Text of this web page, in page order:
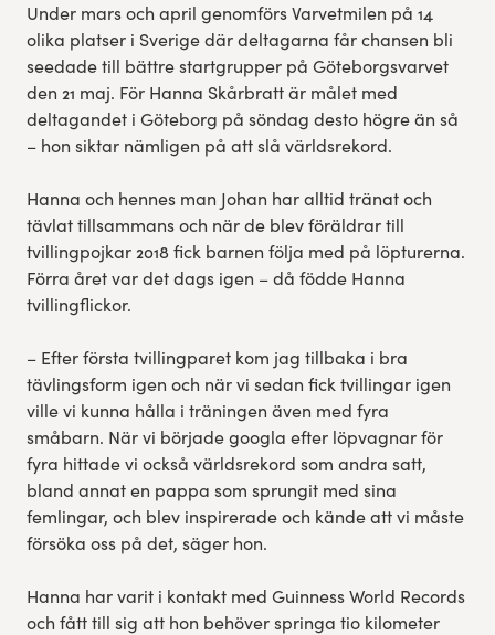
Under mars och april genomförs Varvetmilen på 14
olika platser i Sverige där deltagarna får chansen bli
seedade till bättre startgrupper på Göteborgsvarvet
den 21 maj. För Hanna Skårbratt är målet med
deltagandet i Göteborg på söndag desto högre än så
– hon siktar nämligen på att slå världsrekord.
Hanna och hennes man Johan har alltid tränat och
tävlat tillsammans och när de blev föräldrar till
tvillingpojkar 2018 fick barnen följa med på löpturerna.
Förra året var det dags igen – då födde Hanna
tvillingflickor.
– Efter första tvillingparet kom jag tillbaka i bra
tävlingsform igen och när vi sedan fick tvillingar igen
ville vi kunna hålla i träningen även med fyra
småbarn. När vi började googla efter löpvagnar för
fyra hittade vi också världsrekord som andra satt,
bland annat en pappa som sprungit med sina
femlingar, och blev inspirerade och kände att vi måste
försöka oss på det, säger hon.
Hanna har varit i kontakt med Guinness World Records
och fått till sig att hon behöver springa tio kilometer